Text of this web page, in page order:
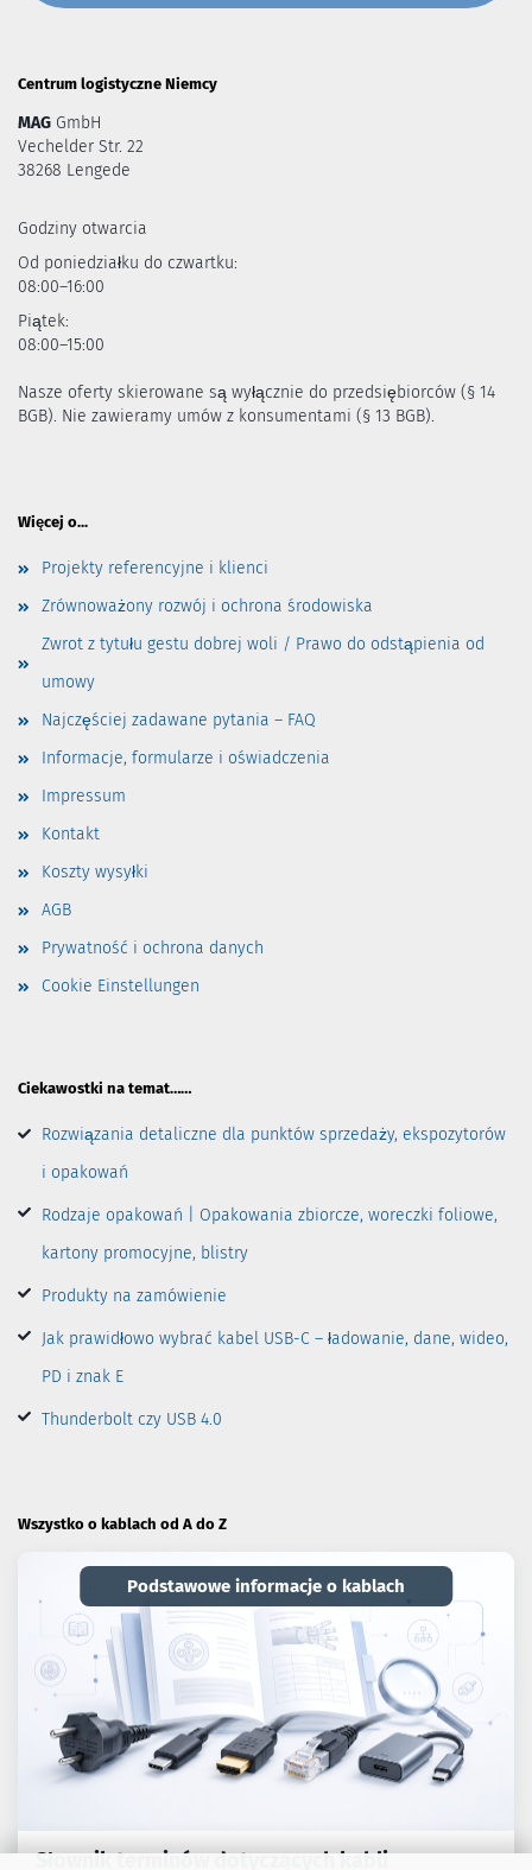
Centrum logistyczne Niemcy
MAG GmbH
Vechelder Str. 22
38268 Lengede
Godziny otwarcia
Od poniedziałku do czwartku:
08:00–16:00
Piątek:
08:00–15:00
Nasze oferty skierowane są wyłącznie do przedsiębiorców (§ 14
BGB). Nie zawieramy umów z konsumentami (§ 13 BGB).
Więcej o...
Projekty referencyjne i klienci
Zrównoważony rozwój i ochrona środowiska
Zwrot z tytułu gestu dobrej woli / Prawo do odstąpienia od
umowy
Najczęściej zadawane pytania – FAQ
Informacje, formularze i oświadczenia
Impressum
Kontakt
Koszty wysyłki
AGB
Prywatność i ochrona danych
Cookie Einstellungen
Ciekawostki na temat……
Rozwiązania detaliczne dla punktów sprzedaży, ekspozytorów
i opakowań
Rodzaje opakowań | Opakowania zbiorcze, woreczki foliowe,
kartony promocyjne, blistry
Produkty na zamówienie
Jak prawidłowo wybrać kabel USB-C – ładowanie, dane, wideo,
PD i znak E
Thunderbolt czy USB 4.0
Wszystko o kablach od A do Z
Podstawowe informacje o kablach
Słownik terminów dotyczących kabli